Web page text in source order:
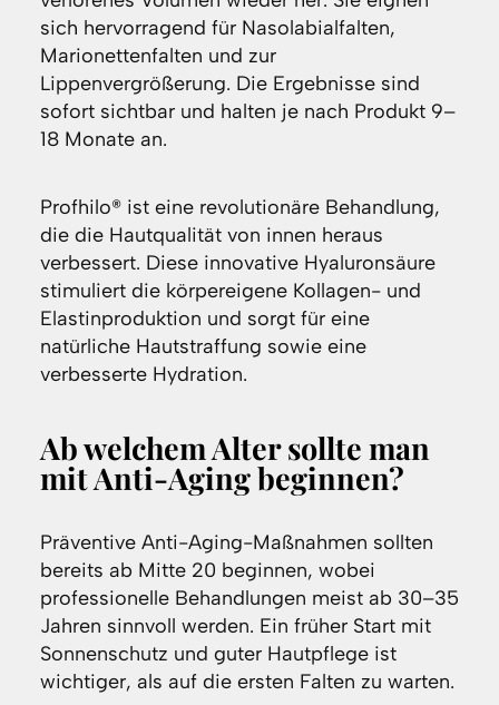
sich hervorragend für Nasolabialfalten,
Marionettenfalten und zur
Lippenvergrößerung. Die Ergebnisse sind
sofort sichtbar und halten je nach Produkt 9–
18 Monate an.
Profhilo® ist eine revolutionäre Behandlung,
die die Hautqualität von innen heraus
verbessert. Diese innovative Hyaluronsäure
stimuliert die körpereigene Kollagen- und
Elastinproduktion und sorgt für eine
natürliche Hautstraffung sowie eine
verbesserte Hydration.
Ab welchem Alter sollte man
mit Anti-Aging beginnen?
Präventive Anti-Aging-Maßnahmen sollten
bereits ab Mitte 20 beginnen, wobei
professionelle Behandlungen meist ab 30–35
Jahren sinnvoll werden. Ein früher Start mit
Sonnenschutz und guter Hautpflege ist
wichtiger, als auf die ersten Falten zu warten.